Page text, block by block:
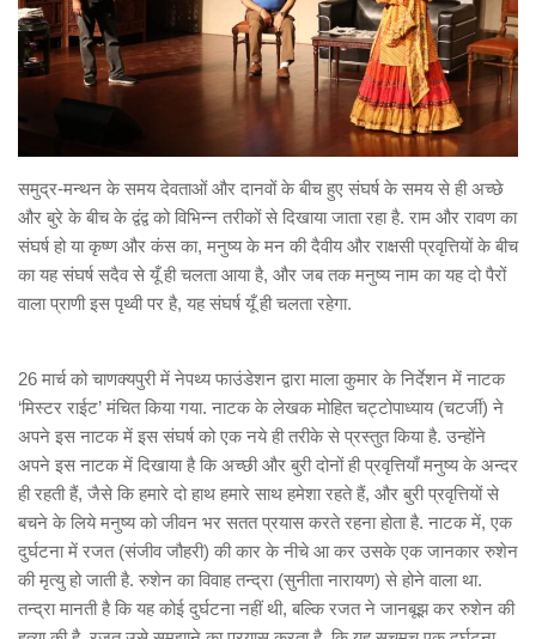
समुद्र-मन्थन के समय देवताओं और दानवों के बीच हुए संघर्ष के समय से ही अच्छे
और बुरे के बीच के द्वंद्व को विभिन्न तरीकों से दिखाया जाता रहा है. राम और रावण का
संघर्ष हो या कृष्ण और कंस का, मनुष्य के मन की दैवीय और राक्षसी प्रवृत्तियों के बीच
का यह संघर्ष सदैव से यूँ ही चलता आया है, और जब तक मनुष्य नाम का यह दो पैरों
वाला प्राणी इस पृथ्वी पर है, यह संघर्ष यूँ ही चलता रहेगा.
26 मार्च को चाणक्यपुरी में नेपथ्य फाउंडेशन द्वारा माला कुमार के निर्देशन में नाटक
‘मिस्टर राईट’ मंचित किया गया. नाटक के लेखक मोहित चट्टोपाध्याय (चटर्जी) ने
अपने इस नाटक में इस संघर्ष को एक नये ही तरीके से प्रस्तुत किया है. उन्होंने
अपने इस नाटक में दिखाया है कि अच्छी और बुरी दोनों ही प्रवृत्तियाँ मनुष्य के अन्दर
ही रहती हैं, जैसे कि हमारे दो हाथ हमारे साथ हमेशा रहते हैं, और बुरी प्रवृत्तियों से
बचने के लिये मनुष्य को जीवन भर सतत प्रयास करते रहना होता है. नाटक में, एक
दुर्घटना में रजत (संजीव जौहरी) की कार के नीचे आ कर उसके एक जानकार रुशेन
की मृत्यु हो जाती है. रुशेन का विवाह तन्द्रा (सुनीता नारायण) से होने वाला था.
तन्द्रा मानती है कि यह कोई दुर्घटना नहीं थी, बल्कि रजत ने जानबूझ कर रुशेन की